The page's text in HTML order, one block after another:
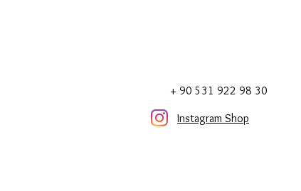
+ 90 531 922 98 30
Instagram Shop